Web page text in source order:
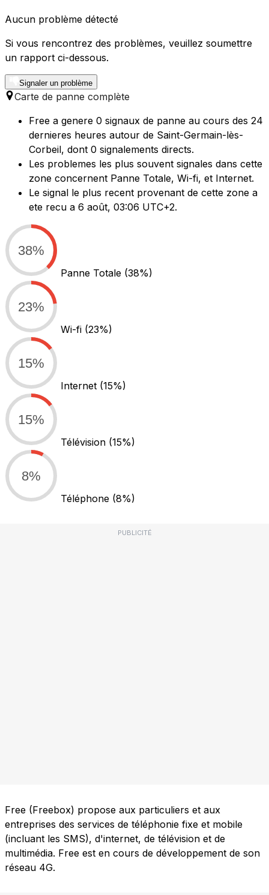
Aucun problème détecté
Si vous rencontrez des problèmes, veuillez soumettre
un rapport ci-dessous.
Signaler un problème
Carte de panne complète
Free a genere 0 signaux de panne au cours des 24
dernieres heures autour de Saint-Germain-lès-
Corbeil, dont 0 signalements directs.
Les problemes les plus souvent signales dans cette
zone concernent Panne Totale, Wi-fi, et Internet.
Le signal le plus recent provenant de cette zone a
ete recu a 6 août, 03:06 UTC+2.
38%
Panne Totale (38%)
23%
Wi-fi (23%)
15%
Internet (15%)
15%
Télévision (15%)
8%
Téléphone (8%)
PUBLICITÉ
Free (Freebox) propose aux particuliers et aux
entreprises des services de téléphonie fixe et mobile
(incluant les SMS), d'internet, de télévision et de
multimédia. Free est en cours de développement de son
réseau 4G.